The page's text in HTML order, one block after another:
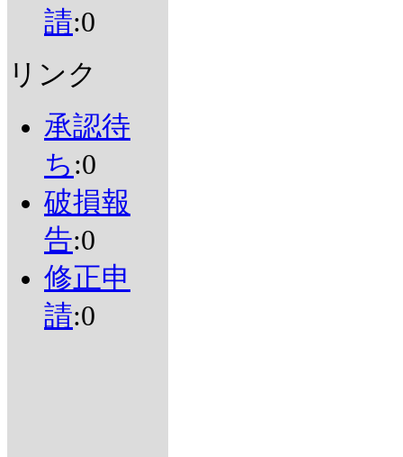
請:0
リンク
承認待
ち :0
破損報
告:0
修正申
請:0